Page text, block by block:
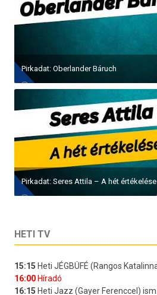
Pirkadat: Oberlander Báruch
Pirkadat: Seres Attila – A hét értékelése
HETI TV